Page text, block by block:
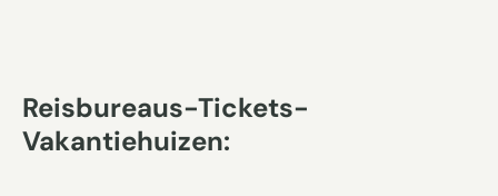
Reisbureaus-Tickets-
Vakantiehuizen: